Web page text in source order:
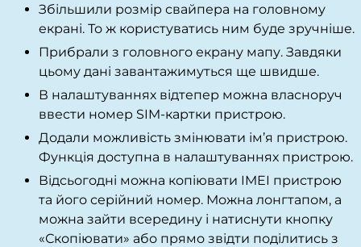
Збільшили розмір свайпера на головному
екрані. То ж користуватись ним буде зручніше.
Прибрали з головного екрану мапу. Завдяки
цьому дані завантажимуться ще швидше.
В налаштуваннях відтепер можна власноруч
ввести номер SIM-картки пристрою.
Додали можливість змінювати ім’я пристрою.
Функція доступна в налаштуваннях пристрою.
Відсьогодні можна копіювати IMEI пристрою
та його серійний номер. Можна лонгтапом, а
можна зайти всередину і натиснути кнопку
«Скопіювати» або прямо звідти поділитись з